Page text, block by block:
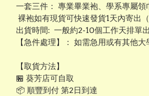
一套三件： 專業畢業袍、學系專屬領
裸袍如有現貨可快速發貨1天內寄出
出貨時間: 一般約2-10個工作天排單
【​急件處理】： 如需急用或有其他
【取貨方法】
🏪 葵芳店可自取
📦 順豐到付 第2日到達